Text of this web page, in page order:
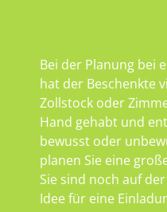
Bei der Planung bei
hat der Beschenkte
Zollstock oder
Hand gehabt und
bewusst oder
planen Sie eine
Sie sind noch auf
Idee für eine